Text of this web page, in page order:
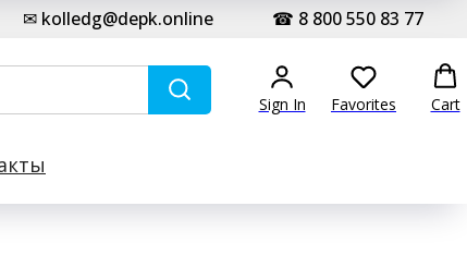
✉ kolledg@depk.online ☎ 8 800 550 83 77
Sign In Favorites Cart